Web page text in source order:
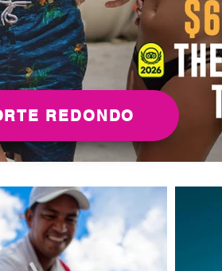
REDONDO